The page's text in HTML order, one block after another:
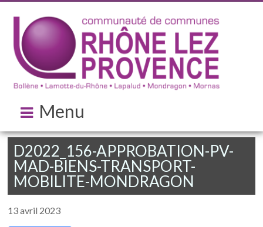
Menu
D2022_156-APPROBATION-PV-
MAD-BIENS-TRANSPORT-
MOBILITE-MONDRAGON
13 avril 2023